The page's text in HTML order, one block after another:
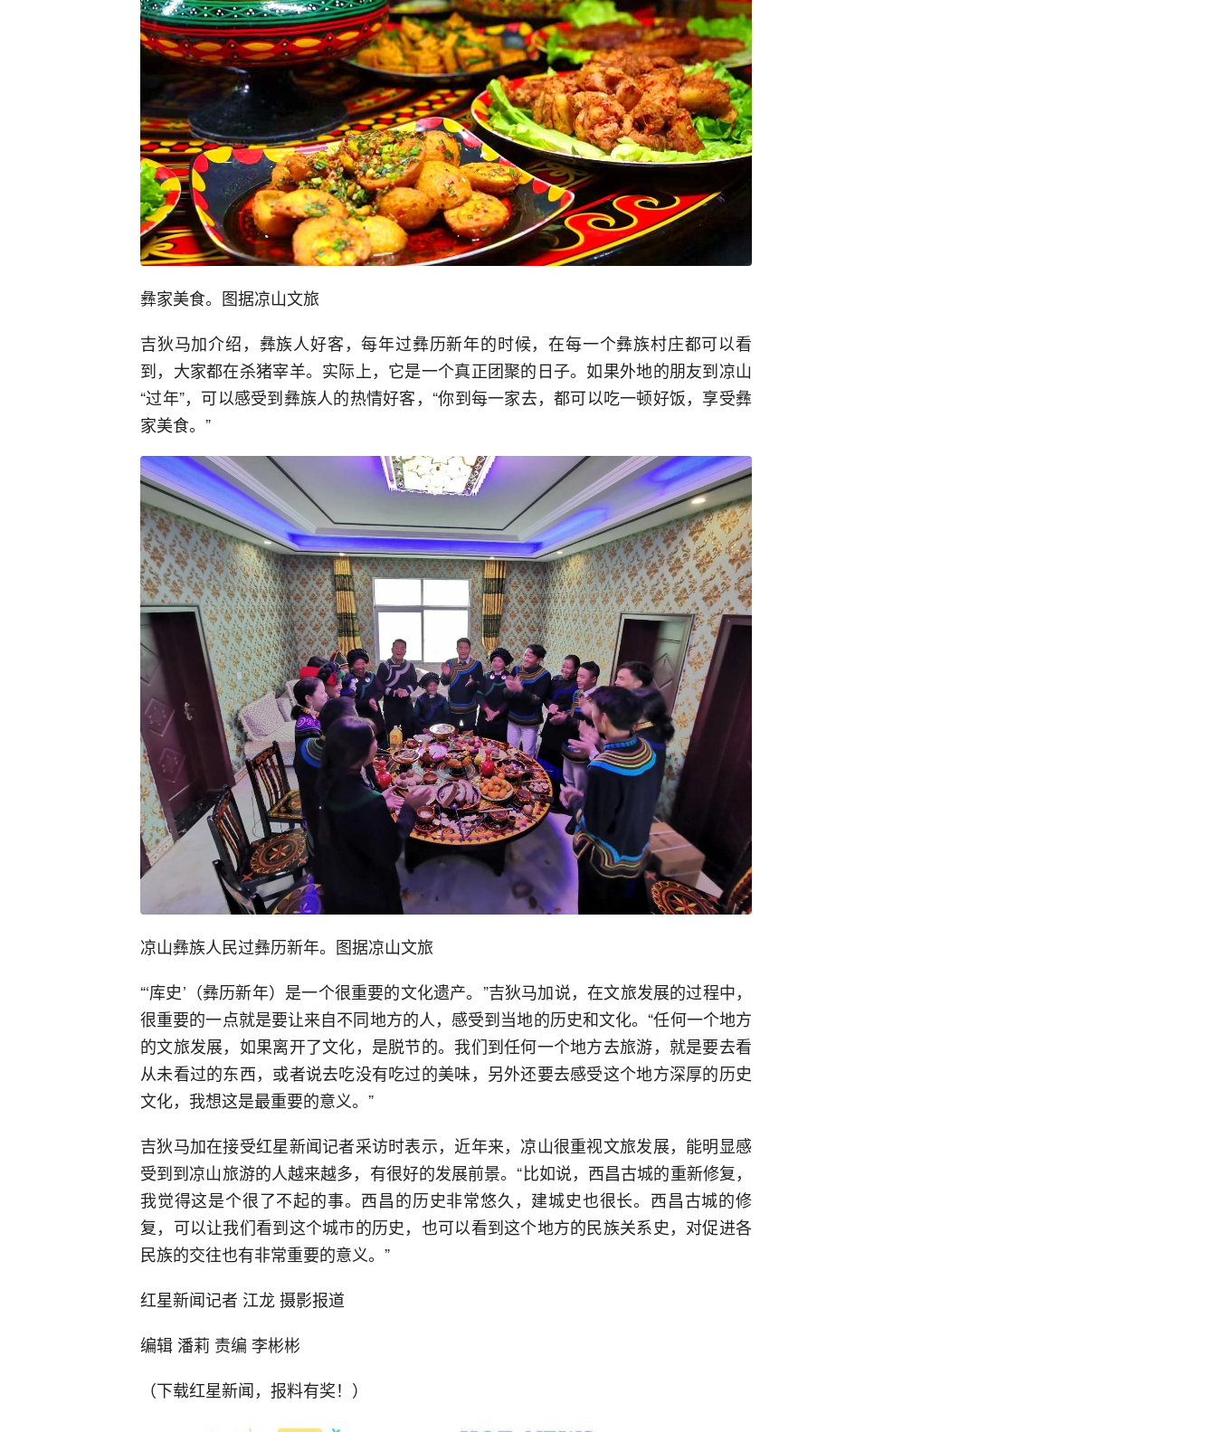
彝家美食。图据凉山文旅
吉狄马加介绍，彝族人好客，每年过彝历新年的时候，在每一个彝族村庄都可以看
到，大家都在杀猪宰羊。实际上，它是一个真正团聚的日子。如果外地的朋友到凉山
“过年”，可以感受到彝族人的热情好客，“你到每一家去，都可以吃一顿好饭，享受彝
家美食。”
凉山彝族人民过彝历新年。图据凉山文旅
“‘库史’（彝历新年）是一个很重要的文化遗产。”吉狄马加说，在文旅发展的过程中，
很重要的一点就是要让来自不同地方的人，感受到当地的历史和文化。“任何一个地方
的文旅发展，如果离开了文化，是脱节的。我们到任何一个地方去旅游，就是要去看
从未看过的东西，或者说去吃没有吃过的美味，另外还要去感受这个地方深厚的历史
文化，我想这是最重要的意义。”
吉狄马加在接受红星新闻记者采访时表示，近年来，凉山很重视文旅发展，能明显感
受到到凉山旅游的人越来越多，有很好的发展前景。“比如说，西昌古城的重新修复，
我觉得这是个很了不起的事。西昌的历史非常悠久，建城史也很长。西昌古城的修
复，可以让我们看到这个城市的历史，也可以看到这个地方的民族关系史，对促进各
民族的交往也有非常重要的意义。”
红星新闻记者 江龙 摄影报道
编辑 潘莉 责编 李彬彬
（下载红星新闻，报料有奖！）